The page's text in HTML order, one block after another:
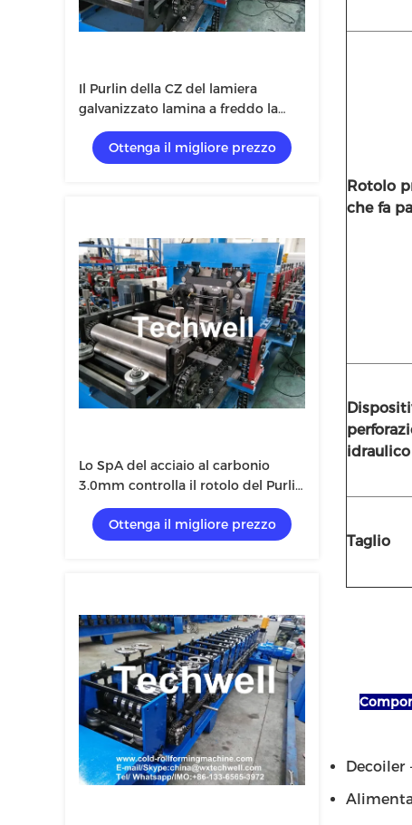
Il Purlin della CZ del lamiera
galvanizzato lamina a freddo la
formazione della macchina con il
dispositivo di Pre-taglio & la
trasmissione a catena a 1,5 pollici
Ottenga il migliore prezzo
Lo SpA del acciaio al carbonio
3.0mm controlla il rotolo del Purlin
della CZ che forma la macchina
Ottenga il migliore prezzo
Rotolo
che fa
idraulico
Taglio
Decoiler